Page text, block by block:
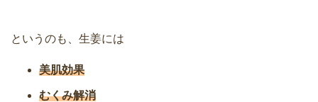
というのも、生姜には
美肌効果
むくみ解消